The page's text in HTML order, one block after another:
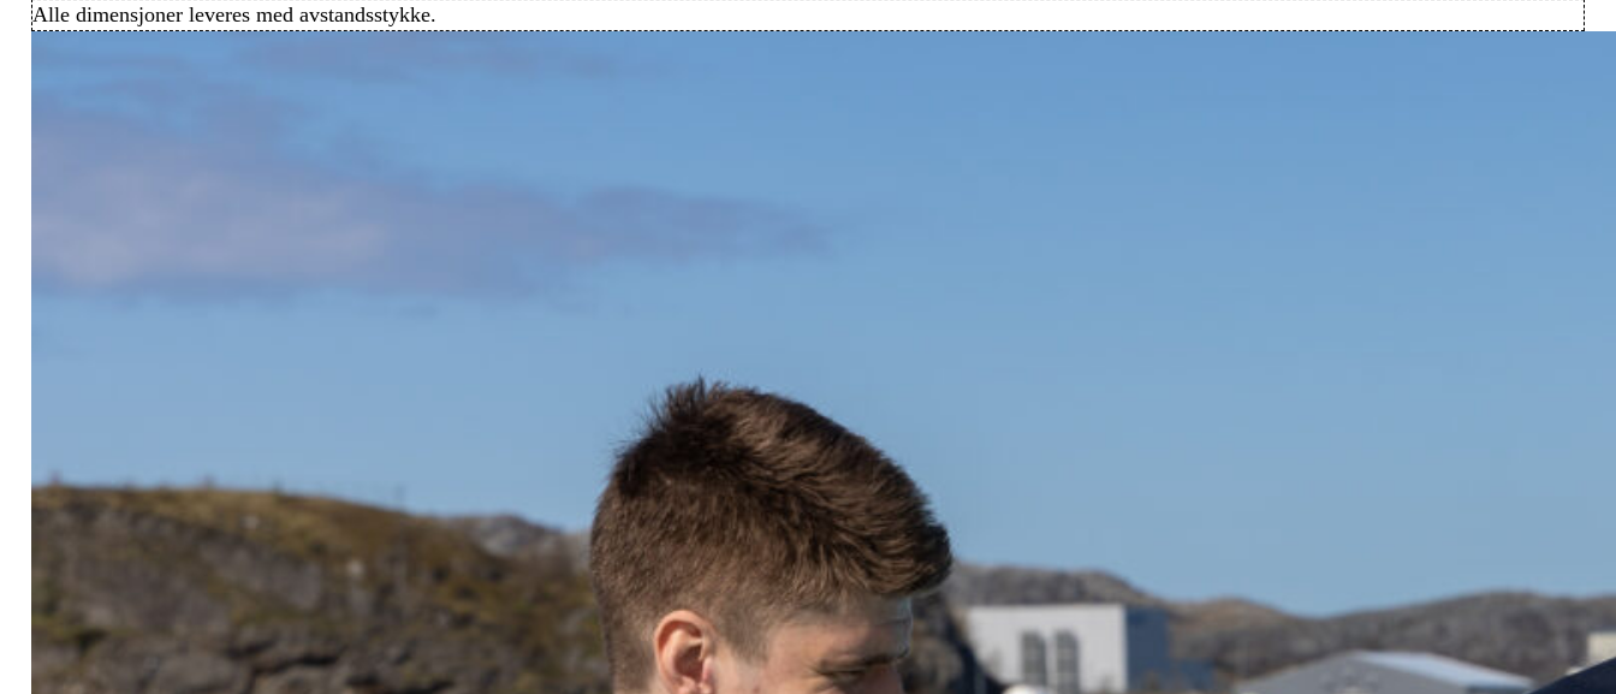
Alle dimensjoner leveres med avstandsstykke.